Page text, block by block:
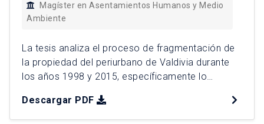
Magíster en Asentamientos Humanos y Medio
Ambiente
La tesis analiza el proceso de fragmentación de
la propiedad del periurbano de Valdivia durante
los años 1998 y 2015, específicamente lo
la Naturaleza del Río Cruces y Chorocomayo. Se
investiga cómo el aumento en el desarrollo de
Descargar PDF